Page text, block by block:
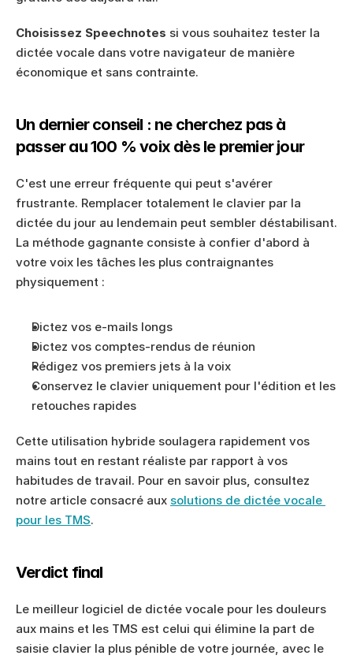
Choisissez Speechnotes si vous souhaitez tester la
dictée vocale dans votre navigateur de manière
économique et sans contrainte.
Un dernier conseil : ne cherchez pas à
passer au 100 % voix dès le premier jour
C'est une erreur fréquente qui peut s'avérer
frustrante. Remplacer totalement le clavier par la
dictée du jour au lendemain peut sembler déstabilisant.
La méthode gagnante consiste à confier d'abord à
votre voix les tâches les plus contraignantes
physiquement :
Dictez vos e-mails longs
Dictez vos comptes-rendus de réunion
Rédigez vos premiers jets à la voix
Conservez le clavier uniquement pour l'édition et les
retouches rapides
Cette utilisation hybride soulagera rapidement vos
mains tout en restant réaliste par rapport à vos
habitudes de travail. Pour en savoir plus, consultez
notre article consacré aux solutions de dictée vocale
pour les TMS.
Verdict final
Le meilleur logiciel de dictée vocale pour les douleurs
aux mains et les TMS est celui qui élimine la part de
saisie clavier la plus pénible de votre journée, avec le